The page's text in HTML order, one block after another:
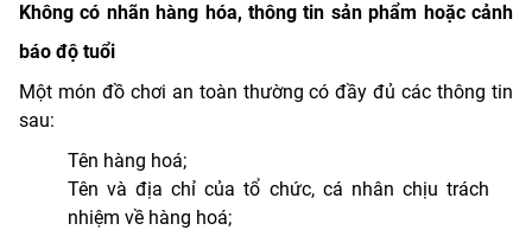
Không có nhãn hàng hóa, thông tin sản phẩm hoặc cảnh
báo độ tuổi
Một món đồ chơi an toàn thường có đầy đủ các thông tin
sau:
Tên hàng hoá;
Tên và địa chỉ của tổ chức, cá nhân chịu trách
nhiệm về hàng hoá;